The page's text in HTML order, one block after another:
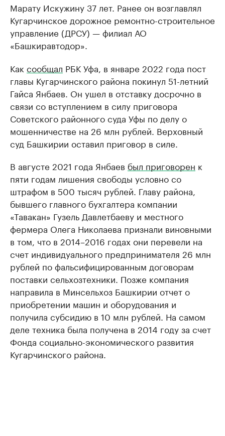
Марату Искужину 37 лет. Ранее он возглавлял
Кугарчинское дорожное ремонтно-строительное
управление (ДРСУ) — филиал АО
«Башкиравтодор».
Как сообщал РБК Уфа, в январе 2022 года пост
главы Кугарчинского района покинул 51-летний
Гайса Янбаев. Он ушел в отставку досрочно в
связи со вступлением в силу приговора
Советского районного суда Уфы по делу о
мошенничестве на 26 млн рублей. Верховный
суд Башкирии оставил приговор в силе.
В августе 2021 года Янбаев был приговорен к
пяти годам лишения свободы условно со
штрафом в 500 тысяч рублей. Главу района,
бывшего главного бухгалтера компании
«Тавакан» Гузель Давлетбаеву и местного
фермера Олега Николаева признали виновными
в том, что в 2014–2016 годах они перевели на
счет индивидуального предпринимателя 26 млн
рублей по фальсифицированным договорам
поставки сельхозтехники. Позже компания
направила в Минсельхоз Башкирии отчет о
приобретении машин и оборудования и
получила субсидию в 10 млн рублей. На самом
деле техника была получена в 2014 году за счет
Фонда социально-экономического развития
Кугарчинского района.